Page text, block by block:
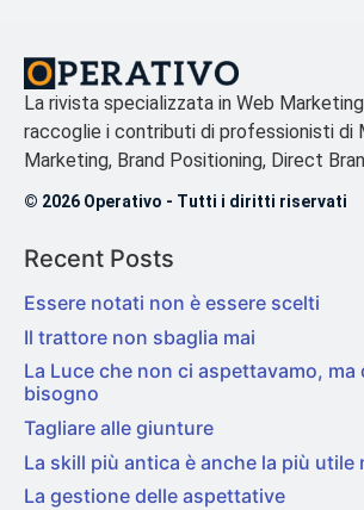
La rivista specializzata in Web
raccoglie i contributi di professionisti di
Marketing, Brand Positioning, Direct
© 2026 Operativo - Tutti i diritti riservati
Recent Posts
Essere notati non è essere scelti
Il trattore non sbaglia mai
La Luce che non ci aspettavamo, ma
bisogno
Tagliare alle giunture
La skill più antica è anche la più utile
La gestione delle aspettative